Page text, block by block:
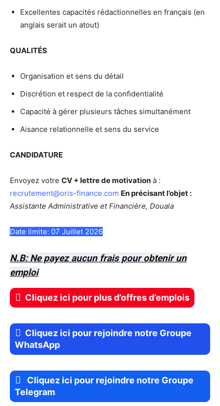
Excellentes capacités rédactionnelles en français (en
anglais serait un atout)
QUALITÉS
Organisation et sens du détail
Discrétion et respect de la confidentialité
Capacité à gérer plusieurs tâches simultanément
Aisance relationnelle et sens du service
CANDIDATURE
Envoyez votre CV + lettre de motivation à :
recrutement@oris-finance.com En précisant l’objet :
Assistante Administrative et Financière, Douala
Date limite: 07 Juillet 2026
N.B: Ne payez aucun frais pour obtenir un
emploi
Cliquez ici pour plus d’offres d’emplois
Cliquez ici pour rejoindre notre Groupe
WhatsApp
Cliquez ici pour rejoindre notre Groupe
Telegram